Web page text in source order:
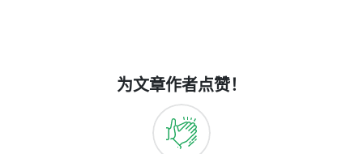
为文章作者点赞！